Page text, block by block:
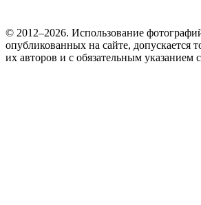
© 2012–2026. Использование
опубликованных на сайте, допускается
их авторов и c обязательным указанием